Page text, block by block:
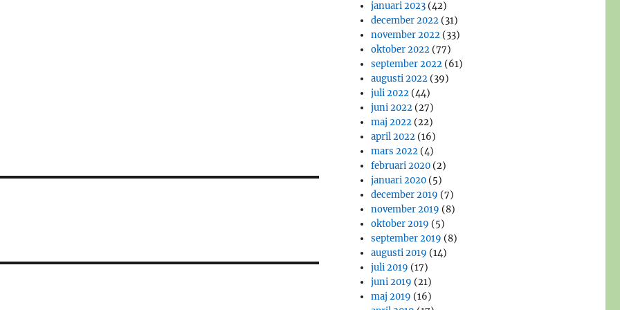
januari 2023 (42)
december 2022 (31)
november 2022 (33)
oktober 2022 (77)
september 2022 (61)
augusti 2022 (39)
juli 2022 (44)
juni 2022 (27)
maj 2022 (22)
april 2022 (16)
mars 2022 (4)
februari 2020 (2)
januari 2020 (5)
december 2019 (7)
november 2019 (8)
oktober 2019 (5)
september 2019 (8)
augusti 2019 (14)
juli 2019 (17)
juni 2019 (21)
maj 2019 (16)